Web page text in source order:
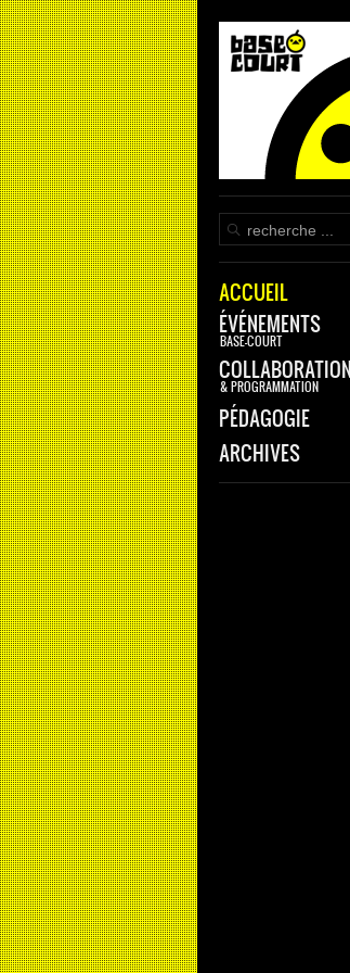
ACCUEIL
ÉVÉNEMENTS
BASE-COURT
& PROGRAMMATION
PÉDAGOGIE
ARCHIVES